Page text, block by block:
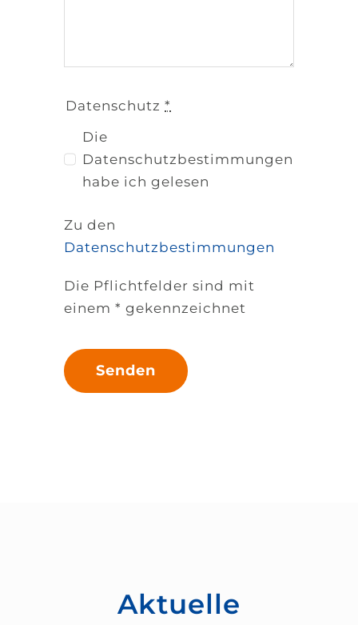
Datenschutz *
Die
Datenschutzbestimmungen
habe ich gelesen
Zu den
Datenschutzbestimmungen
Die Pflichtfelder sind mit
einem * gekennzeichnet
Senden
Aktuelle